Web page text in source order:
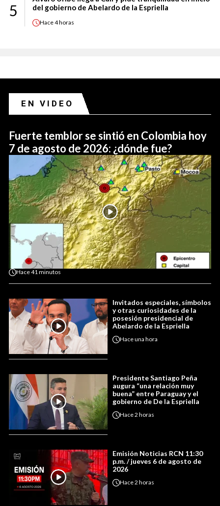
5
del gobierno de Abelardo de la Espriella
Hace4 horas
EN VIDEO
Fuerte temblor se sintió en Colombia hoy
7 de agosto de 2026: ¿dónde fue?
Hace41 minutos
Invitados especiales, símbolos
y otras curiosidades de la
posesión presidencial de
Abelardo de la Espriella
Haceuna hora
Presidente Santiago Peña
augura “una relación muy
buena” entre Paraguay y el
gobierno de De la Espriella
Hace2 horas
Emisión Noticias RCN 11:30
p.m. / jueves 6 de agosto de
2026
Hace2 horas